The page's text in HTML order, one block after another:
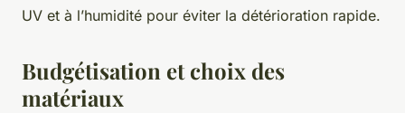
UV et à l’humidité pour éviter la détérioration rapide.
Budgétisation et choix des
matériaux